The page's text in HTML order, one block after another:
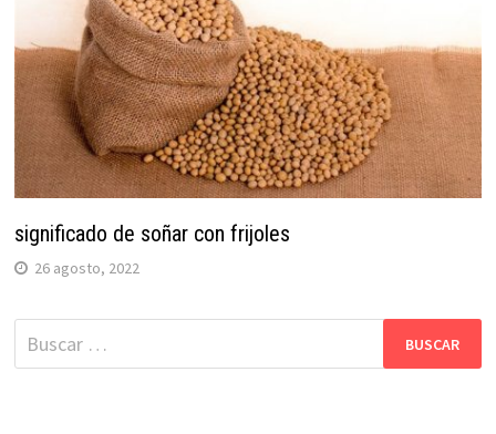
significado de soñar con frijoles
26 agosto, 2022
Buscar: